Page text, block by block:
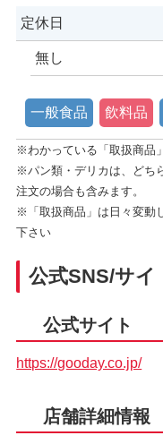
定休日
無し
一般食品 飲料品
※わかっている「取扱商品
※パン類・デリカは、どち
注文の場合も含みます。
※「取扱商品」は日々変動
下さい
公式SNS/サイ
公式サイト
https://gooday.co.jp/
店舗詳細情報